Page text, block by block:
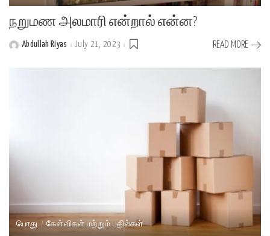
நறுமண அலமாரி என்றால் என்ன?
PostedAbdullah Riyas July 21, 2023 READ MORE
பொது கேள்விகள் மற்றும் பதில்கள்